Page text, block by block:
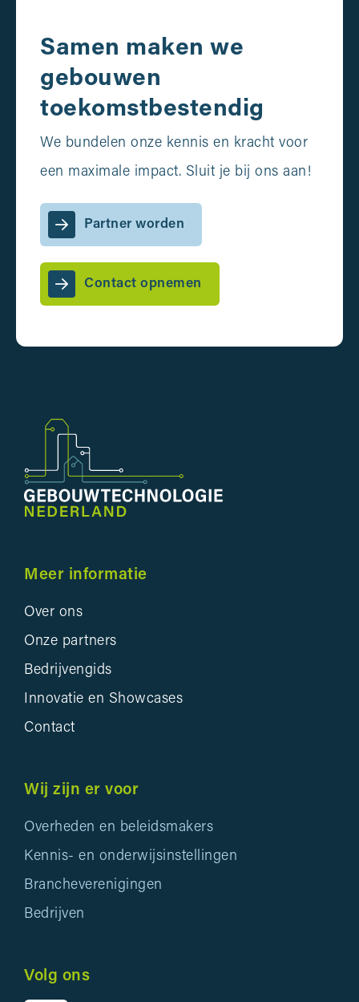
Samen maken we
gebouwen
toekomstbestendig
We bundelen onze kennis en kracht voor
een maximale impact. Sluit je bij ons aan!
Partner worden
Contact opnemen
Meer informatie
Over ons
Onze partners
Bedrijvengids
Innovatie en Showcases
Contact
Wij zijn er voor
Overheden en beleidsmakers
Kennis- en onderwijsinstellingen
Brancheverenigingen
Bedrijven
Volg ons